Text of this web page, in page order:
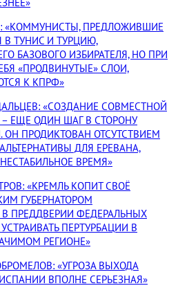
«КОММУНИСТЫ, ПРЕДЛОЖИВШИЕ
В ТУНИС И ТУРЦИЮ,
БАЗОВОГО ИЗБИРАТЕЛЯ, НО ПРИ
«ПРОДВИНУТЫЕ» СЛОИ,
К КПРФ»
«СОЗДАНИЕ СОВМЕСТНОЙ
ЕЩЕ ОДИН ШАГ В СТОРОНУ
ОН ПРОДИКТОВАН ОТСУТСТВИЕМ
ДЛЯ ЕРЕВАНА,
ВРЕМЯ»
«КРЕМЛЬ КОПИТ СВОЁ
ГУБЕРНАТОРОМ
ПРЕДДВЕРИИ ФЕДЕРАЛЬНЫХ
ПЕРТУРБАЦИИ В
РЕГИОНЕ»
«УГРОЗА ВЫХОДА
ВПОЛНЕ СЕРЬЕЗНАЯ»